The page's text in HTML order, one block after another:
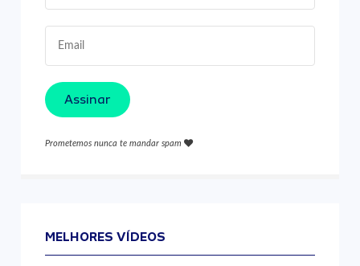
Assinar
Prometemos nunca te mandar spam
MELHORES VÍDEOS